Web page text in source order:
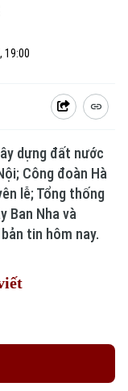
19:00
dựng đất nước
Công đoàn Hà
lễ; Tổng thống
Ban Nha và
tin hôm nay.